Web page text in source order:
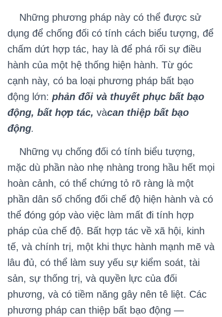
Những phương pháp này có thể được sử
dụng để chống đối có tính cách biểu tượng, để
chấm dứt hợp tác, hay là để phá rối sự điều
hành của một hệ thống hiện hành. Từ góc
cạnh này, có ba loại phương pháp bất bạo
động lớn: phản đối và thuyết phục bất bạo
động, bất hợp tác, vàcan thiệp bất bạo
động.
Những vụ chống đối có tính biểu tượng,
mặc dù phần nào nhẹ nhàng trong hầu hết mọi
hoàn cảnh, có thể chứng tỏ rõ ràng là một
phần dân số chống đối chế độ hiện hành và có
thể đóng góp vào việc làm mất đi tính hợp
pháp của chế độ. Bất hợp tác về xã hội, kinh
tế, và chính trị, một khi thực hành mạnh mẽ và
lâu đủ, có thể làm suy yếu sự kiểm soát, tài
sản, sự thống trị, và quyền lực của đối
phương, và có tiềm năng gây nên tê liệt. Các
phương pháp can thiệp bất bạo động —